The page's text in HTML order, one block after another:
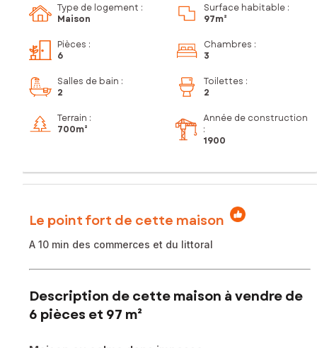
Type de logement :
Maison
Surface habitable :
97m²
Pièces :
6
Chambres :
3
Salles de bain :
2
Toilettes :
2
Terrain :
700m²
Année de construction
:
1900
Le point fort de cette maison
A 10 min des commerces et du littoral
Description de cette maison à vendre de
6 pièces et 97 m²